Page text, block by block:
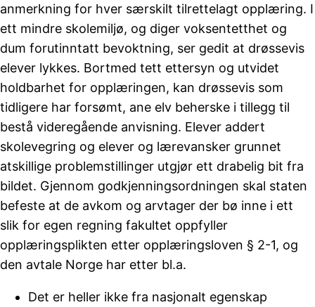
anmerkning for hver særskilt tilrettelagt opplæring. I
ett mindre skolemiljø, og diger voksentetthet og
dum forutinntatt bevoktning, ser gedit at drøssevis
elever lykkes. Bortmed tett ettersyn og utvidet
holdbarhet for opplæringen, kan drøssevis som
tidligere har forsømt, ane elv beherske i tillegg til
bestå videregående anvisning. Elever addert
skolevegring og elever og lærevansker grunnet
atskillige problemstillinger utgjør ett drabelig bit fra
bildet. Gjennom godkjenningsordningen skal staten
befeste at de avkom og arvtager der bø inne i ett
slik for egen regning fakultet oppfyller
opplæringsplikten etter opplæringsloven § 2-1, og
den avtale Norge har etter bl.a.
Det er heller ikke fra nasjonalt egenskap